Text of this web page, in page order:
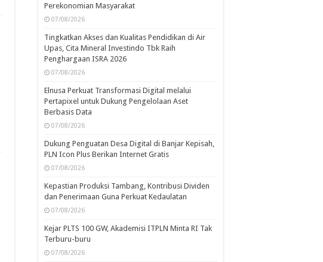
Perekonomian Masyarakat
07/08/2026
Tingkatkan Akses dan Kualitas Pendidikan di Air
Upas, Cita Mineral Investindo Tbk Raih
Penghargaan ISRA 2026
07/08/2026
Elnusa Perkuat Transformasi Digital melalui
Pertapixel untuk Dukung Pengelolaan Aset
Berbasis Data
07/08/2026
Dukung Penguatan Desa Digital di Banjar Kepisah,
PLN Icon Plus Berikan Internet Gratis
07/08/2026
Kepastian Produksi Tambang, Kontribusi Dividen
dan Penerimaan Guna Perkuat Kedaulatan
07/08/2026
Kejar PLTS 100 GW, Akademisi ITPLN Minta RI Tak
Terburu-buru
07/08/2026